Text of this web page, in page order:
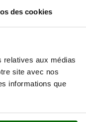
des cookies
relatives aux médias
site avec nos
informations que
irrégulières, des
au minimum le risque
à roues
pour l’opérateur